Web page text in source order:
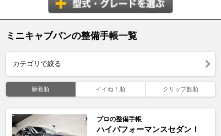
ミニキャブバンの整備手帳一覧
カテゴリで絞る
新着順 イイね！順 クリップ数順
プロの整備手帳
ハイパフォーマンスセダン！